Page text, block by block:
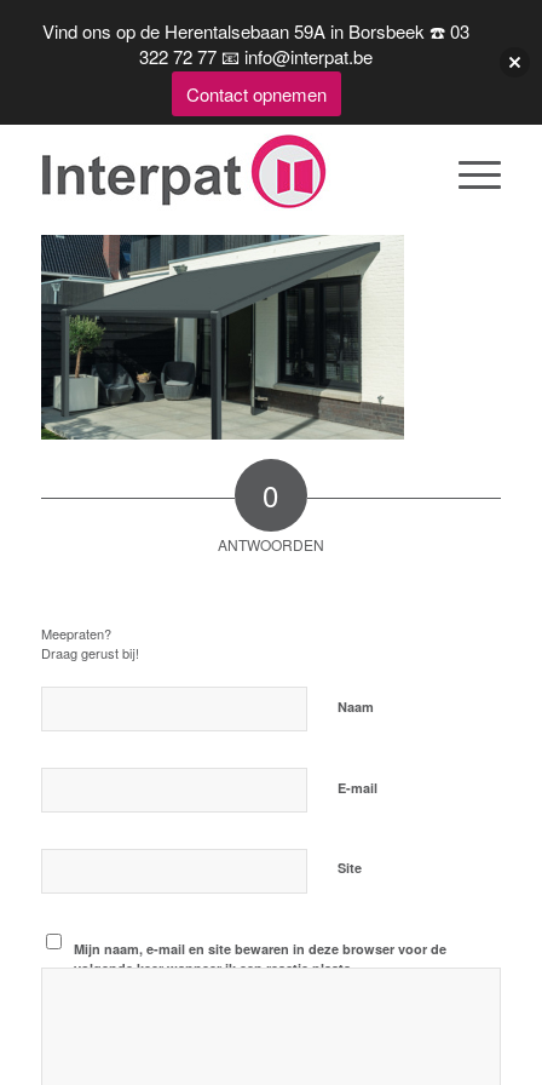
0
ANTWOORDEN
Meepraten?
Draag gerust bij!
Naam
E-mail
Site
Mijn naam, e-mail en site bewaren in deze browser voor de
volgende keer wanneer ik een reactie plaats.
Vind ons op de Herentalsebaan 59A in Borsbeek ☎️ 03
322 72 77 📧 info@interpat.be
Contact opnemen